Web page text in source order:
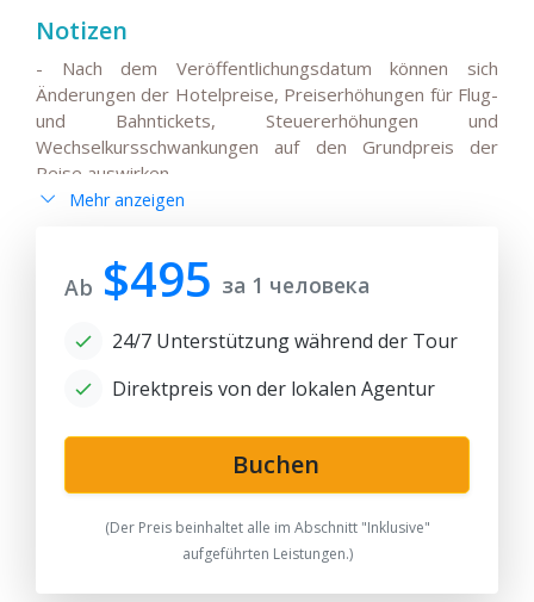
Notizen
- Nach dem Veröffentlichungsdatum können sich
Änderungen der Hotelpreise, Preiserhöhungen für Flug-
und Bahntickets, Steuererhöhungen und
Wechselkursschwankungen auf den Grundpreis der
Reise auswirken.
- Alle Änderungen der Hauptreiseroute, Änderungen
internationaler Flüge müssen mit den Reisenden
vereinbart und vorab bestätigt werden.
Verfügbarkeit von Tickets für die angegebenen Daten
ersetzt werden kann. Für Transfers fällt möglicherweise
- Der Reisepreis kann je nach Verfügbarkeit von Zug-
und Inlandsflugtickets sowie der Verfügbarkeit von
Reisedaten variieren.
- Bei kurzfristigen Buchungen (weniger als zwei Monate
vor Reisebeginn) behält sich das Unternehmen das
Mehr anzeigen
Ab $495 за 1 человека
24/7 Unterstützung während der Tour
Direktpreis von der lokalen Agentur
Buchen
(Der Preis beinhaltet alle im Abschnitt "Inklusive"
aufgeführten Leistungen.)